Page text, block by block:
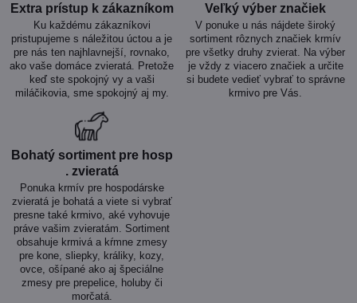
Extra prístup k zákazníkom
Ku každému zákazníkovi
pristupujeme s náležitou úctou a je
pre nás ten najhlavnejší, rovnako,
ako vaše domáce zvieratá. Pretože
keď ste spokojný vy a vaši
miláčikovia, sme spokojný aj my.
Veľký výber značiek
V ponuke u nás nájdete široký
sortiment rôznych značiek krmív
pre všetky druhy zvierat. Na výber
je vždy z viacero značiek a určite
si budete vedieť vybrať to správne
krmivo pre Vás.
Bohatý sortiment pre hosp​
. zvieratá
Ponuka krmív pre hospodárske
zvieratá je bohatá a viete si vybrať
presne také krmivo, aké vyhovuje
práve vašim zvieratám. Sortiment
obsahuje krmivá a kŕmne zmesy
pre kone, sliepky, králiky, kozy,
ovce, ošípané ako aj špeciálne
zmesy pre prepelice, holuby či
morčatá.